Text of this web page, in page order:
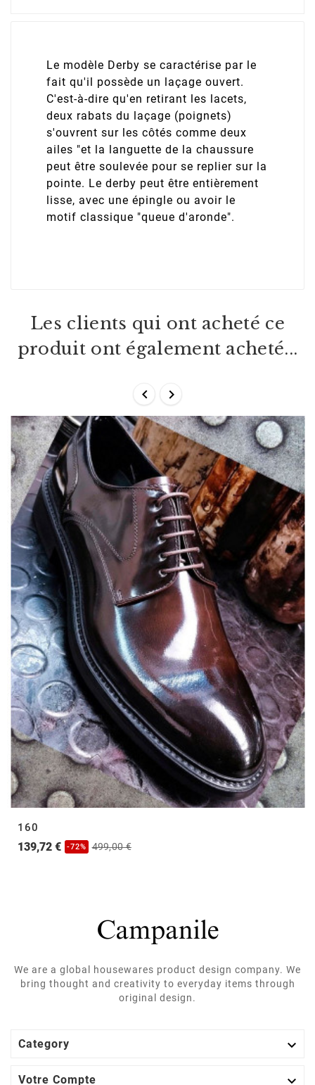
Le modèle Derby se caractérise par le
fait qu'il possède un laçage ouvert.
C'est-à-dire qu'en retirant les lacets,
deux rabats du laçage (poignets)
s'ouvrent sur les côtés comme deux
ailes "et la languette de la chaussure
peut être soulevée pour se replier sur la
pointe. Le derby peut être entièrement
lisse, avec une épingle ou avoir le
motif classique "queue d'aronde".
Les clients qui ont acheté ce
produit ont également acheté...
 
160
139,72 € -72% 499,00 €
We are a global housewares product design company. We
bring thought and creativity to everyday items through
original design.
Category 
Votre Compte 